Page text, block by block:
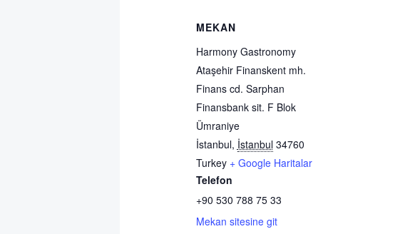
MEKAN
Harmony Gastronomy
Ataşehir Finanskent mh.
Finans cd. Sarphan
Finansbank sit. F Blok
Ümraniye
İstanbul, İstanbul 34760
Turkey + Google Haritalar
Telefon
+90 530 788 75 33
Mekan sitesine git